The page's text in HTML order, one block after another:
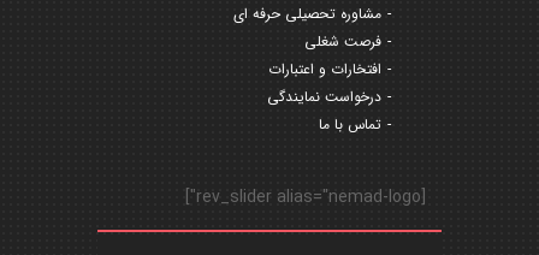
مشاوره تحصیلی حرفه ای
فرصت شغلی
افتخارات و اعتبارات
درخواست نمایندگی
تماس با ما
[rev_slider alias="nemad-logo"]